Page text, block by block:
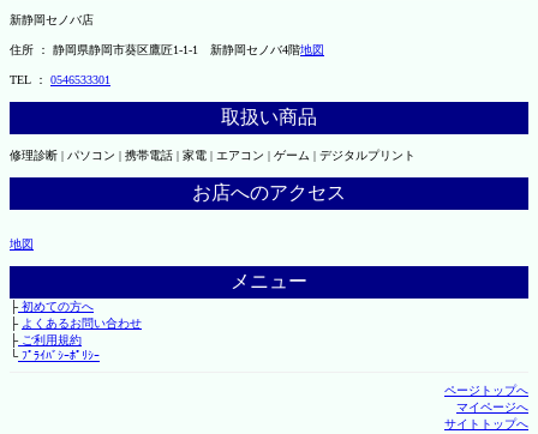
新静岡セノバ店
住所 ： 静岡県静岡市葵区鷹匠1-1-1 新静岡セノバ4階地図
TEL ： 0546533301
取扱い商品
修理診断 | パソコン | 携帯電話 | 家電 | エアコン | ゲーム | デジタルプリント
お店へのアクセス
地図
メニュー
├初めての方へ
├ よくあるお問い合わせ
├ご利用規約
└ﾌﾟﾗｲﾊﾞｼｰﾎﾟﾘｼｰ
ページトップへ
マイページへ
サイトトップへ